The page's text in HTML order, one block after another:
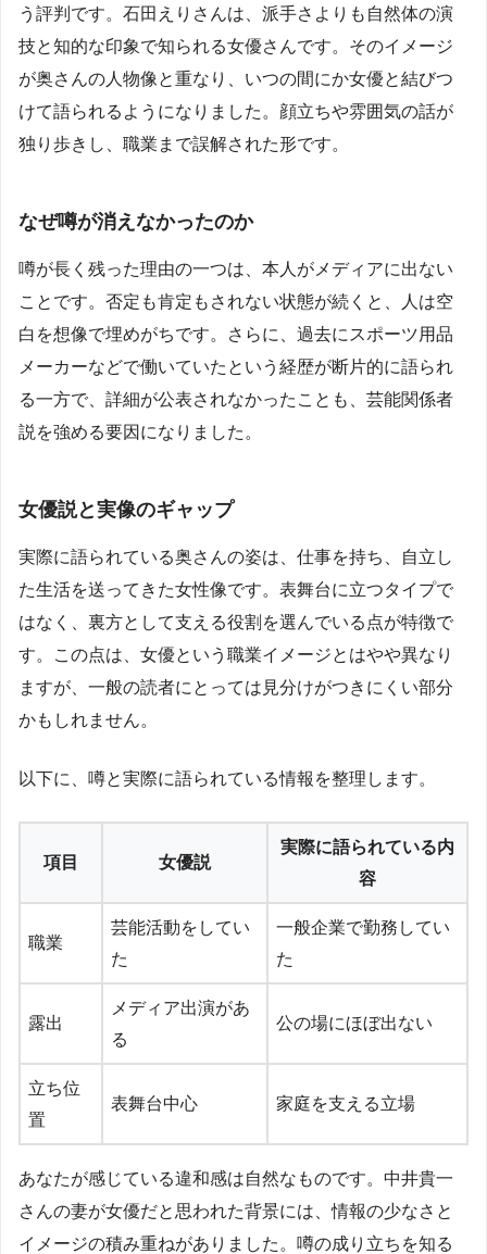
う評判です。石田えりさんは、派手さよりも自然体の演
技と知的な印象で知られる女優さんです。そのイメージ
が奥さんの人物像と重なり、いつの間にか女優と結びつ
けて語られるようになりました。顔立ちや雰囲気の話が
独り歩きし、職業まで誤解された形です。
なぜ噂が消えなかったのか
噂が長く残った理由の一つは、本人がメディアに出ない
ことです。否定も肯定もされない状態が続くと、人は空
白を想像で埋めがちです。さらに、過去にスポーツ用品
メーカーなどで働いていたという経歴が断片的に語られ
る一方で、詳細が公表されなかったことも、芸能関係者
説を強める要因になりました。
女優説と実像のギャップ
実際に語られている奥さんの姿は、仕事を持ち、自立し
た生活を送ってきた女性像です。表舞台に立つタイプで
はなく、裏方として支える役割を選んでいる点が特徴で
す。この点は、女優という職業イメージとはやや異なり
ますが、一般の読者にとっては見分けがつきにくい部分
かもしれません。
以下に、噂と実際に語られている情報を整理します。
項目 女優説
実際に語られている内
容
職業
芸能活動をしてい
た
一般企業で勤務してい
た
露出
メディア出演があ
る
公の場にほぼ出ない
立ち位
置
表舞台中心 家庭を支える立場
あなたが感じている違和感は自然なものです。中井貴一
さんの妻が女優だと思われた背景には、情報の少なさと
イメージの積み重ねがありました。噂の成り立ちを知る